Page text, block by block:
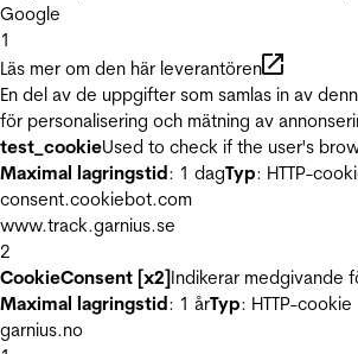
Google
1
Läs mer om den här leverantören
En del av de uppgifter som samlas in av
för personalisering och mätning av
test_cookieUsed to check if the user's
Maximal lagringstid: 1 dagTyp: HTTP-
consent.cookiebot.com
www.track.garnius.se
2
CookieConsent [x2]Indikerar medgivande
Maximal lagringstid: 1 årTyp: HTTP-cookie
garnius.no